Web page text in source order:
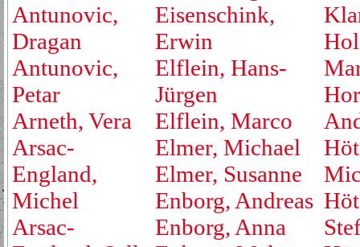
Antunovic,
Dragan
Antunovic,
Petar
Arneth, Vera
Arsac-
England,
Michel
Arsac-
Eisenschink,
Erwin
Elflein, Hans-
Jürgen
Elflein, Marco
Elmer, Michael
Elmer, Susanne
Enborg, Andreas
Enborg, Anna